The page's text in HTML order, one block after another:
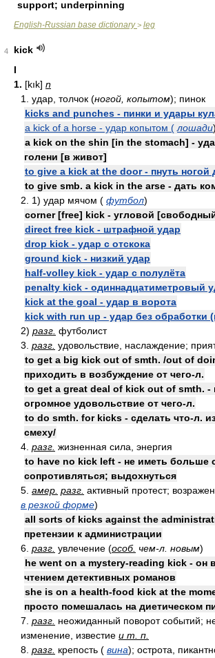
support; underpinning
English-Russian base dictionary> leg
4
kick
I
1. [kık] n
1. удар, толчок (ногой, копытом); пинок
kicks and punches - пинки и удары
a kick of a horse - удар копытом ( лошади)
a kick on the shin [in the stomach] -
голени [в живот]
to give a kick at the door - пнуть ногой
to give smb. a kick in the arse - дать
2. 1) удар мячом ( футбол)
corner [free] kick - угловой
direct free kick - штрафной удар
drop kick - удар с отскока
ground kick - низкий удар
half-volley kick - удар с полулёта
penalty kick - одиннадцатиметровый
kick at the goal - удар в ворота
kick with run up - удар без обработки
2) разг. футболист
3. разг. удовольствие, наслаждение;
to get a big kick out of smth. /out of
приходить в возбуждение от чего-л.
to get a great deal of kick out of smth. -
огромное удовольствие от чего-л.
to do smth. for kicks - сделать что-л.
смеху/
4. разг. жизненная сила, энергия
to have no kick left - не иметь больше
сопротивляться; выдохнуться
5. амер. разг. активный протест;
в резкой форме)
all sorts of kicks against the
претензии к администрации
6. разг. увлечение (особ. чем-л. новым)
he went on a mystery-reading kick - он
чтением детективных романов
she is on a health-food kick at the
просто помешалась на диетическом
7. разг. неожиданный поворот событий;
изменение, известие и т. п.
8. разг. крепость ( вина); острота,